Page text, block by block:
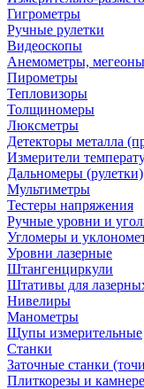
Гигрометры
Ручные рулетки
Видеоскопы
Анемометры,
Пирометры
Тепловизоры
Толщиномеры
Люксметры
Детекторы металла
Измерители
Дальномеры (рулетки)
Мультиметры
Тестеры напряжения
Ручные уровни и
Угломеры и
Уровни лазерные
Штангенциркули
Штативы для
Нивелиры
Манометры
Щупы измерительные
Станки
Заточные станки
Плиткорезы и